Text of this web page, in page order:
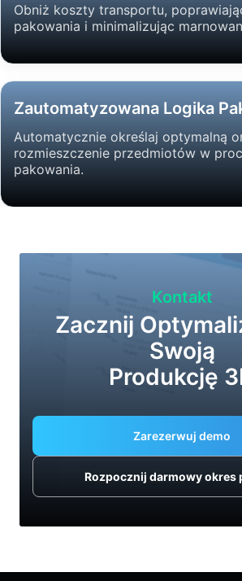
Obniż koszty transportu,
pakowania i minimalizując
Zautomatyzowana Logika
Automatycznie określaj optymalną
rozmieszczenie przedmiotów w
pakowania.
Kontakt
Zacznij
Swoją
Produkcję
Zarezerwuj demo
Rozpocznij darmowy okres